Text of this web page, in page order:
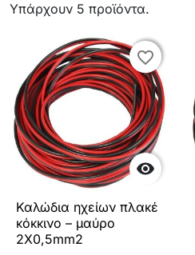
Υπάρχουν 5 προϊόντα.

favorite_border
favorite_border
Καλώδια ηχείων πλακέ
κόκκινο – μαύρο
2Χ0,5mm2